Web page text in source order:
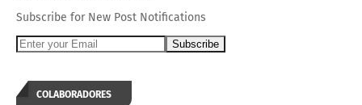
Subscribe for New Post Notifications
COLABORADORES